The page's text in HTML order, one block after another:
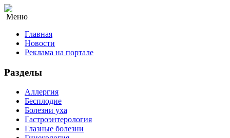
Меню
Главная
Новости
Реклама на портале
Разделы
Аллергия
Бесплодие
Болезни уха
Гастроэнтерология
Глазные болезни